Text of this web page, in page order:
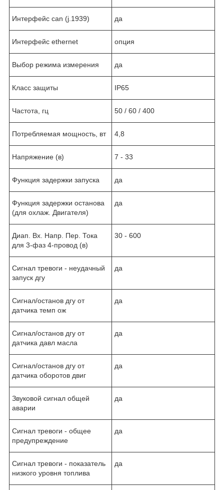
Интерфейс can (j.1939) да
Интерфейс ethernet опция
Выбор режима измерения да
Класс защиты IP65
Частота, гц 50 / 60 / 400
Потребляемая мощность, вт 4,8
Напряжение (в) 7 - 33
Функция задержки запуска да
Функция задержки останова
(для охлаж. Двигателя)
да
Диап. Вх. Напр. Пер. Тока
для 3-фаз 4-провод (в)
30 - 600
Сигнал тревоги - неудачный
запуск дгу
да
Сигнал/останов дгу от
датчика темп ож
да
Сигнал/останов дгу от
датчика давл масла
да
Сигнал/останов дгу от
датчика оборотов двиг
да
Звуковой сигнал общей
аварии
да
Сигнал тревоги - общее
предупреждение
да
Сигнал тревоги - показатель
низкого уровня топлива
да